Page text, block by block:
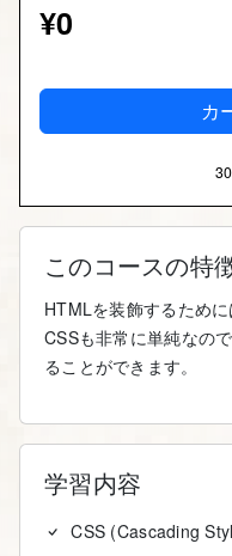
¥0
カ
このコースの特
HTMLを装飾するために
CSSも非常に単純なの
ることができます。
学習内容
CSS (Cascading